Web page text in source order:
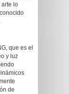
arte lo
que es el
y luz
de